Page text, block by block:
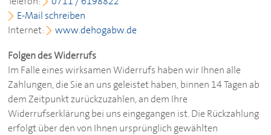
E-Mail schreiben
Internet:
www.dehogabw.de
Folgen des Widerrufs
Im Falle eines wirksamen Widerrufs haben wir Ihnen alle
Zahlungen, die Sie an uns geleistet haben, binnen 14 Tagen ab
dem Zeitpunkt zurückzuzahlen, an dem Ihre
Widerrufserklärung bei uns eingegangen ist. Die Rückzahlung
erfolgt über den von Ihnen ursprünglich gewählten